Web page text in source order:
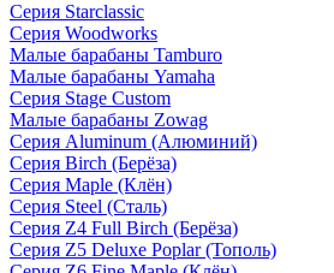
Серия Starclassic
Серия Woodworks
Малые барабаны Tamburo
Малые барабаны Yamaha
Серия Stage Custom
Малые барабаны Zowag
Серия Aluminum (Алюминий)
Серия Birch (Берёза)
Серия Maple (Клён)
Серия Steel (Сталь)
Серия Z4 Full Birch (Берёза)
Серия Z5 Deluxe Poplar (Тополь)